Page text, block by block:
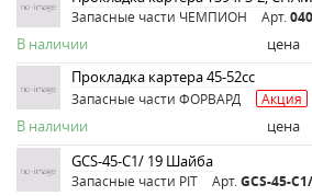
Запасные части ЧЕМПИОН Арт.
В наличии цена
Прокладка картера 45-52сс
Запасные части ФОРВАРД Акция
В наличии цена
GCS-45-C1/ 19 Шайба
Запасные части PIT Арт. GCS-45-